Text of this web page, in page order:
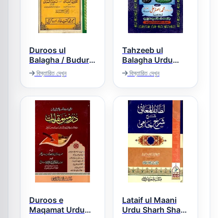
Duroos ul
Balagha / Budur
ul Fasahat /
Tafheem ul
Mabani / Nuqtat
ud Daira بدور
الفصاحۃ شرح اردو
دروس البلاغۃ
বিস্তারিত দেখুন
Tahzeeb ul
Balagha Urdu
Sharh Duroos ul
Balaghah تھذیب
البلاغہ اردو شرح
دروس البلاغہ
বিস্তারিত দেখুন
Duroos e
Maqamat Urdu
Lataif ul Maani
Urdu Sharh Sharh